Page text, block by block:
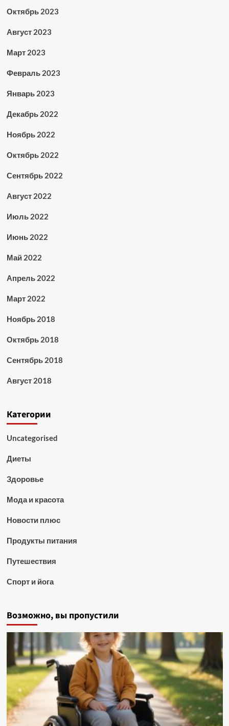
Октябрь 2023
Август 2023
Март 2023
Февраль 2023
Январь 2023
Декабрь 2022
Ноябрь 2022
Октябрь 2022
Сентябрь 2022
Август 2022
Июль 2022
Июнь 2022
Май 2022
Апрель 2022
Март 2022
Ноябрь 2018
Октябрь 2018
Сентябрь 2018
Август 2018
Категории
Uncategorised
Диеты
Здоровье
Мода и красота
Новости плюс
Продукты питания
Путешествия
Спорт и йога
Возможно, вы пропустили